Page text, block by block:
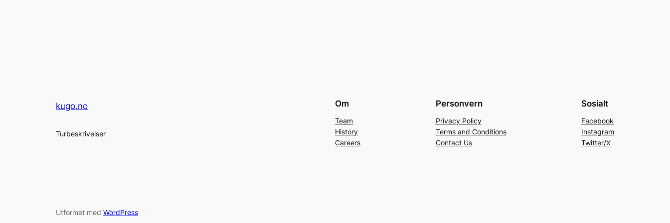
kugo.no
Turbeskrivelser
Om
Team
History
Careers
Personvern
Privacy Policy
Terms and Conditions
Contact Us
Sosialt
Facebook
Instagram
Twitter/X
Utformet med WordPress